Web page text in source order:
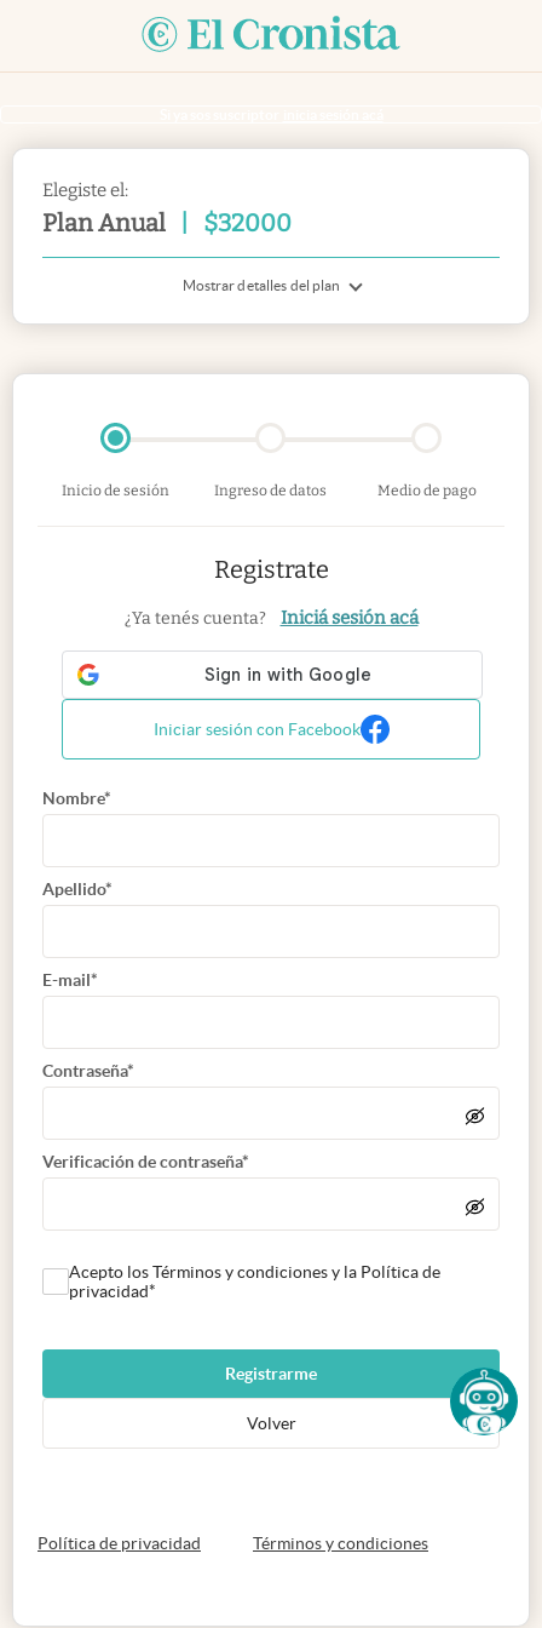
Elegiste el:
Plan Anual $32000
Mostrar detalles del plan
Inicio de sesión Ingreso de datos Medio de pago
Registrate
¿Ya tenés cuenta? Iniciá sesión acá
Iniciar sesión con Facebook
Nombre*
Apellido*
E-mail*
Contraseña*
Verificación de contraseña*
Acepto los Términos y condiciones y la Política de
privacidad*
Registrarme
Volver
Política de privacidad abre en nueva pestaña
Términos y condicionesabre en nueva